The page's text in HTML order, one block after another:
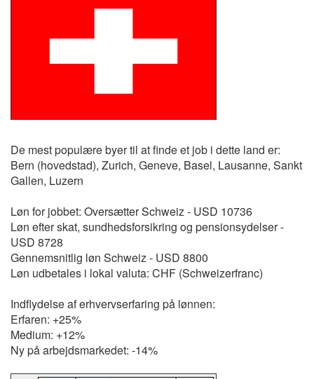
De mest populære byer til at finde et job i dette land er:
Bern (hovedstad), Zurich, Geneve, Basel, Lausanne, Sankt
Gallen, Luzern
Løn for jobbet: Oversætter Schweiz - USD 10736
Løn efter skat, sundhedsforsikring og pensionsydelser -
USD 8728
Gennemsnitlig løn Schweiz - USD 8800
Løn udbetales i lokal valuta: CHF (Schweizerfranc)
Indflydelse af erhvervserfaring på lønnen:
Erfaren: +25%
Medium: +12%
Ny på arbejdsmarkedet: -14%